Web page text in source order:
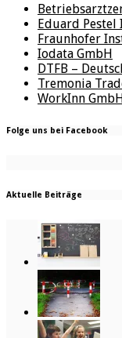
Eduard
Fraunhofer
Iodata GmbH
DTFB –
Tremonia
WorkInn
Folge uns bei Facebook
Aktuelle Beiträge